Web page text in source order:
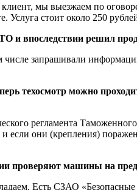
клиент, мы выезжаем по
Услуга стоит около 250
и впоследствии решил
запрашивали
техосмотр можно
регламента
если они (крепления)
проверяют машины на
Есть СЗАО «Безопасные